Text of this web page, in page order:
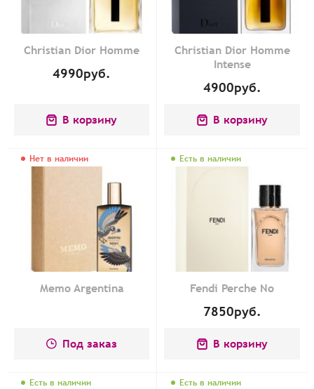
Christian Dior Homme
4990руб.
В корзину
Christian Dior Homme
Intense
4900руб.
В корзину
Нет в наличии
Memo Argentina
Под заказ
Есть в наличии
Fendi Perche No
7850руб.
В корзину
Есть в наличии Есть в наличии